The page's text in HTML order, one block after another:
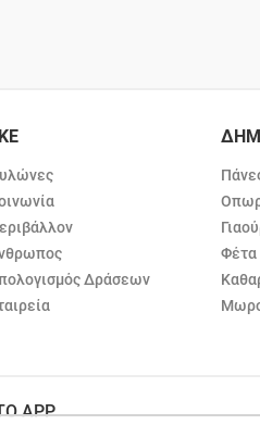
Δράσεων
Φέτα
APP